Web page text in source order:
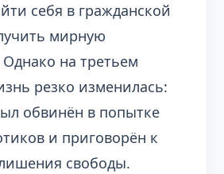
себя в гражданской
мирную
на третьем
резко изменилась:
обвинён в попытке
и приговорён к
свободы.